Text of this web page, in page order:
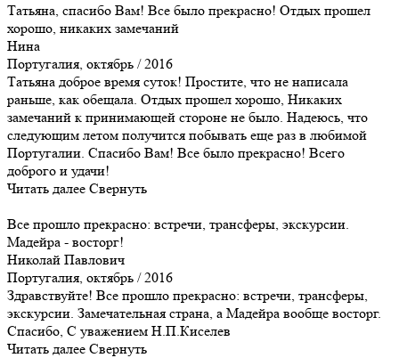
Татьяна, спасибо Вам! Все было прекрасно! Отдых прошел
хорошо, никаких замечаний
Нина
Португалия, октябрь / 2016
Татьяна доброе время суток! Простите, что не написала
раньше, как обещала. Отдых прошел хорошо, Никаких
замечаний к принимающей стороне не было. Надеюсь, что
следующим летом получится побывать еще раз в любимой
Португалии. Спасибо Вам! Все было прекрасно! Всего
доброго и удачи!
Читать далее Свернуть
Все прошло прекрасно: встречи, трансферы, экскурсии.
Мадейра - восторг!
Николай Павлович
Португалия, октябрь / 2016
Здравствуйте! Все прошло прекрасно: встречи, трансферы,
экскурсии. Замечательная страна, а Мадейра вообще восторг.
Спасибо, С уважением Н.П.Киселев
Читать далее Свернуть